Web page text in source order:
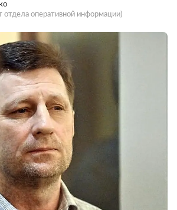
отдела оперативной информации)